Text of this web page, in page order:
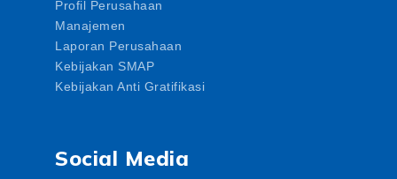
Profil Perusahaan
Manajemen
Laporan Perusahaan
Kebijakan SMAP
Kebijakan Anti Gratifikasi
Social Media